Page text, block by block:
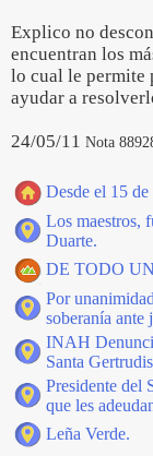
Explico no
encuentran los
lo cual le permite
ayudar a
24/05/11 Nota
Desde el 15
Los maestros,
Duarte.
DE TODO
Por
soberanía ante
INAH
Santa
Presidente del
que les
Leña Verde.